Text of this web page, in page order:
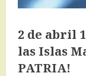
2 de abril
las Islas
PATRIA!